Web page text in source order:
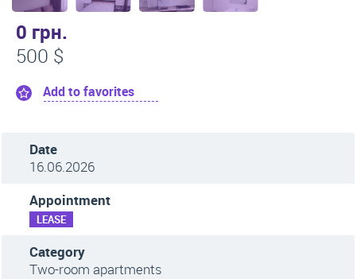
0 грн.
500 $
Add to favorites
Date
16.06.2026
Appointment
LEASE
Category
Two-room apartments